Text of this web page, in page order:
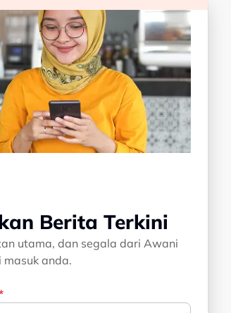
Berita Terkini
utama, dan segala dari Awani
masuk anda.